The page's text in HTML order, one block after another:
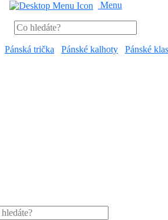
Menu
Pánská trička Pánské kalhoty Pánské